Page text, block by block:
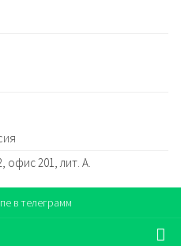
офис 201, лит. А.
в телеграмм